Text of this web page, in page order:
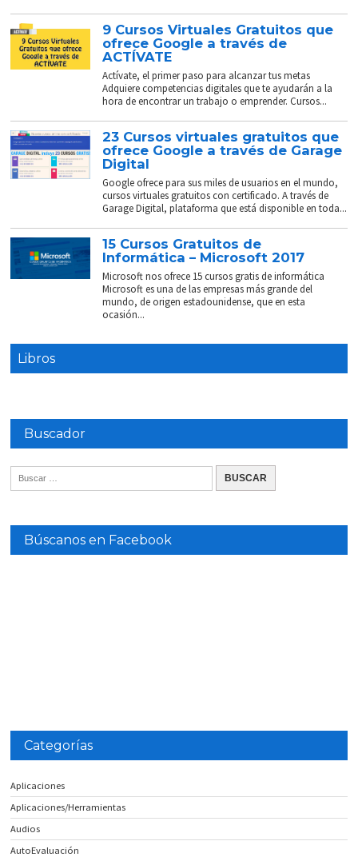
9 Cursos Virtuales Gratuitos que
ofrece Google a través de
ACTÍVATE
Actívate, el primer paso para alcanzar tus metas
Adquiere competencias digitales que te ayudarán a la
hora de encontrar un trabajo o emprender. Cursos...
23 Cursos virtuales gratuitos que
ofrece Google a través de Garage
Digital
Google ofrece para sus miles de usuarios en el mundo,
cursos virtuales gratuitos con certificado. A través de
Garage Digital, plataforma que está disponible en toda...
15 Cursos Gratuitos de
Informática – Microsoft 2017
Microsoft nos ofrece 15 cursos gratis de informática
Microsoft es una de las empresas más grande del
mundo, de origen estadounidense, que en esta
ocasión...
Libros
Buscador
Búscanos en Facebook
Categorías
Aplicaciones
Aplicaciones/Herramientas
Audios
AutoEvaluación